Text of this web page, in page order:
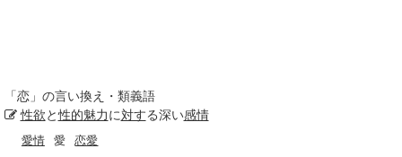
「恋 」の言い換え・類義語
性欲と性的魅力に対する深い感情
愛情 愛 恋愛